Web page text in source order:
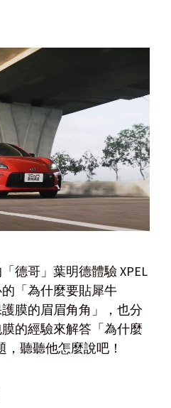
德哥」葉明德體驗 XPEL
「為什麼要貼犀牛
膜的眉眉角角」，也分
的經驗來解答「為什麼
，聽聽他怎麼說吧！